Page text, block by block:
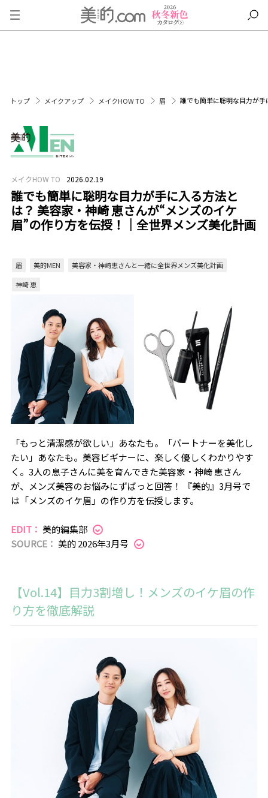
トップ メイクアップ メイクHOW TO 眉 誰でも簡単に聡明な目力が
メイクHOW TO 2026.02.19
誰でも簡単に聡明な目力が手に入る方法と
は？ 美容家・神崎 恵さんが“メンズのイケ
眉”の作り方を伝授！｜全世界メンズ美化計画
眉 美的MEN
美容家・神崎恵さんと一緒に全世界メンズ美化計画
神崎 恵
「もっと清潔感が欲しい」あなたも。「パートナーを美化し
たい」あなたも。美容ビギナーに、楽しく優しくわかりやす
く。3人の息子さんに美を育んできた美容家・神崎 恵さん
が、メンズ美容のお悩みにずばっと回答！ 『美的』3月号で
は「メンズのイケ眉」の作り方を伝授します。
EDIT： 美的編集部
SOURCE： 美的 2026年3月号
【Vol.14】目力3割増し！メンズのイケ眉の作
り方を徹底解説